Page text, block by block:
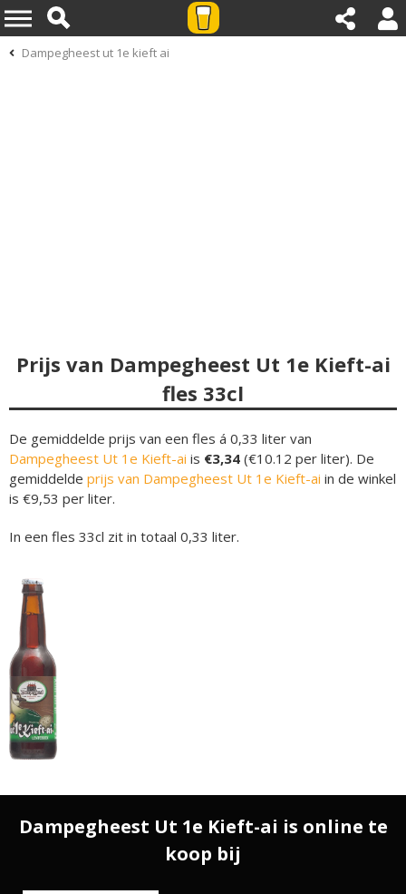
Dampegheest ut 1e kieft ai
Prijs van Dampegheest Ut 1e Kieft-ai
fles 33cl
De gemiddelde prijs van een fles á 0,33 liter van
Dampegheest Ut 1e Kieft-ai is €3,34 (€10.12 per liter). De
gemiddelde prijs van Dampegheest Ut 1e Kieft-ai in de winkel
is €9,53 per liter.
In een fles 33cl zit in totaal 0,33 liter.
Dampegheest Ut 1e Kieft-ai is online te
koop bij